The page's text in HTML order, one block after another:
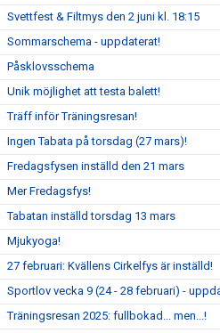
Svettfest & Filtmys den 2 juni kl. 18:15
Sommarschema - uppdaterat!
Påsklovsschema
Unik möjlighet att testa balett!
Träff inför Träningsresan!
Ingen Tabata på torsdag (27 mars)!
Fredagsfysen inställd den 21 mars
Mer Fredagsfys!
Tabatan inställd torsdag 13 mars
Mjukyoga!
27 februari: Kvällens Cirkelfys är inställd!
Sportlov vecka 9 (24 - 28 februari) -
Träningsresan 2025: fullbokad... men...!